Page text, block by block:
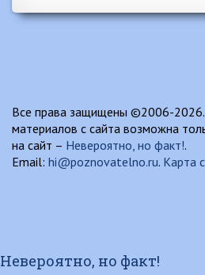
Все права защищены ©2006-2026.
материалов с сайта возможна
на сайт – Невероятно, но факт!.
Email: hi@poznovatelno.ru. Карта
Невероятно, но факт!